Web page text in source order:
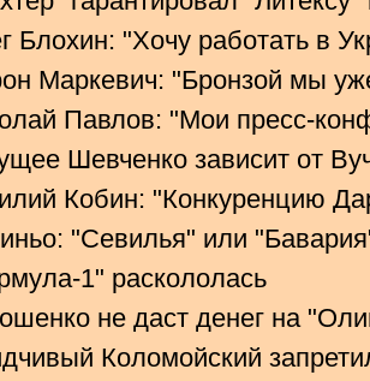
Блохин: "Хочу работать в
Маркевич: "Бронзой мы
Павлов: "Мои пресс-
Шевченко зависит от
Кобин: "Конкуренцию
"Севилья" или
1" раскололась
не даст денег на
Коломойский